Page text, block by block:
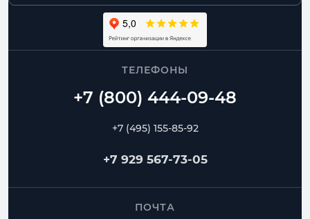
ТЕЛЕФОНЫ
+7 (495) 155-85-92
+7 929 567-73-05
ПОЧТА